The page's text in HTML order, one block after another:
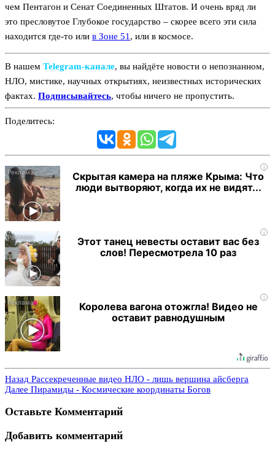
чем Пентагон и Сенат Соединенных Штатов. И очень вряд ли
это пресловутое Глубокое государство – скорее всего эти сила
находится где-то или в Зоне 51 , или в космосе.
В нашем Telegram‑канале, вы найдёте новости о непознанном,
НЛО, мистике, научных открытиях, неизвестных исторических
фактах. Подписывайтесь, чтобы ничего не пропустить.
Поделитесь:
i
Скрытая камера на пляже Крыма: Что
люди вытворяют, когда их не видят...
i
Этот танец невесты оставит вас без
слов! Пересмотрела 10 раз
i
Королева вагона отожгла! Видео не
оставит равнодушным
Назад Рассекреченные видео НЛО - лишь вершина айсберга
Далее Пирамиды - Космические координаты Богов
Оставьте Комментарий
Добавить комментарий